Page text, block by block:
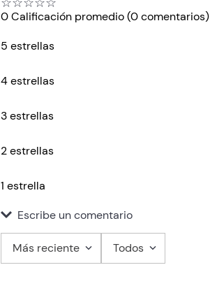
0 Calificación promedio(0 comentarios)
5 estrellas
4 estrellas
3 estrellas
2 estrellas
1 estrella
Escribe un comentario
Más reciente Todos